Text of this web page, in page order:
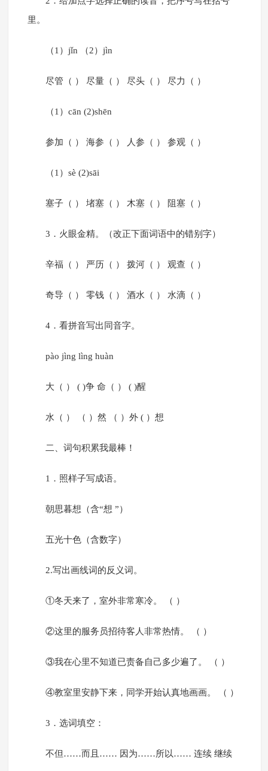
里。
（1）jǐn （2）jìn
尽管（ ） 尽量（ ） 尽头（ ） 尽力（ ）
（1）cān (2)shēn
参加（ ） 海参（ ） 人参（ ） 参观（ ）
（1）sè (2)sāi
塞子（ ） 堵塞（ ） 木塞（ ） 阻塞（ ）
3．火眼金精。（改正下面词语中的错别字）
辛福（ ） 严历（ ） 拨河（ ） 观查（ ）
奇导（ ） 零钱（ ） 酒水（ ） 水滴（ ）
4．看拼音写出同音字。
pào jìng lìng huàn
大（ ） ( )争 命（ ） ( )醒
水（ ） （ ）然 （ ）外 ( ）想
二、词句积累我最棒！
1．照样子写成语。
朝思暮想（含“想 ”）
五光十色（含数字）
2.写出画线词的反义词。
①冬天来了，室外非常寒冷。 （ ）
②这里的服务员招待客人非常热情。 （ ）
③我在心里不知道已责备自己多少遍了。 （ ）
④教室里安静下来，同学开始认真地画画。 （ ）
3．选词填空：
不但……而且…… 因为……所以…… 连续 继续